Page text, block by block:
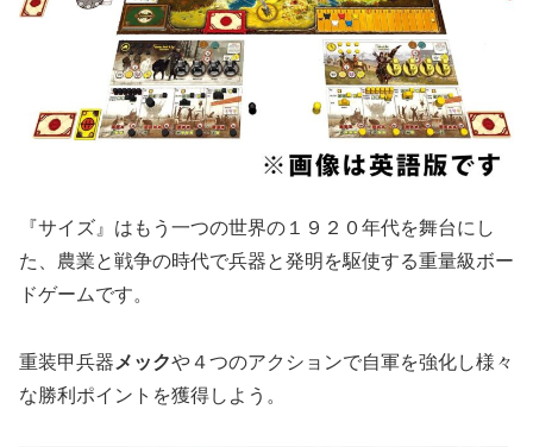
『サイズ』はもう一つの世界の１９２０年代を舞台にし
た、農業と戦争の時代で兵器と発明を駆使する重量級ボー
ドゲームです。
重装甲兵器 メックや４つのアクションで自軍を強化し様々
な勝利ポイントを獲得しよう。